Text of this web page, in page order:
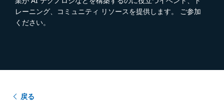
レーニング、コミュニティ リソースを提供します。 ご参加
ください。
戻る